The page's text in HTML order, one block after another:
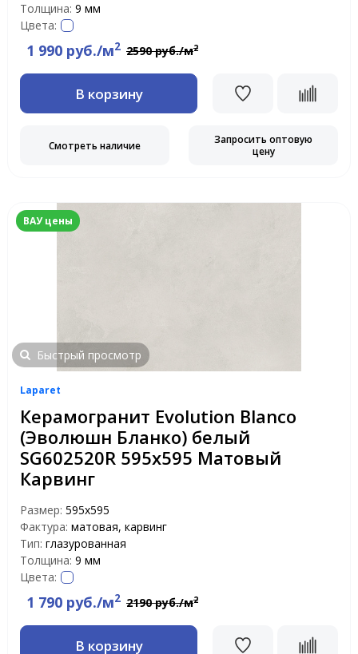
Толщина: 9 мм
Цвета:
1 990 руб./м2 2590 руб./м2
В корзину
Смотреть наличие
Запросить оптовую
цену
ВАУ цены
Быстрый просмотр
Laparet
Керамогранит Evolution Blanco
(Эволюшн Бланко) белый
SG602520R 595x595 Матовый
Карвинг
Размер: 595x595
Фактура: матовая, карвинг
Тип: глазурованная
Толщина: 9 мм
Цвета:
1 790 руб./м2 2190 руб./м2
В корзину